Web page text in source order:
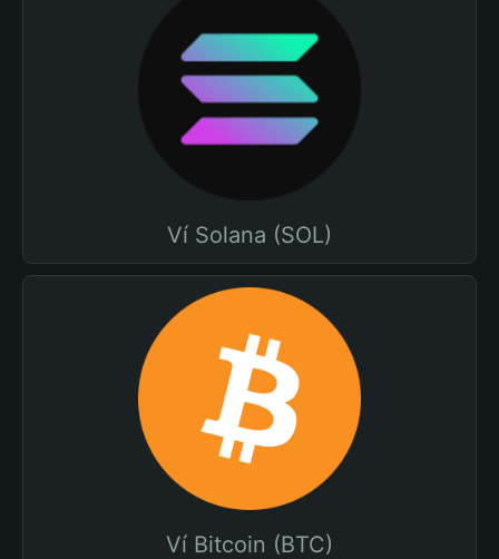
Ví Solana (SOL)
Ví Bitcoin (BTC)